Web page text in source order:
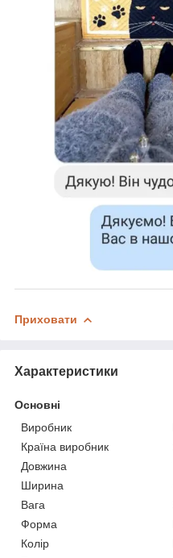
Приховати
Характеристики
Основні
Виробник
Країна виробник
Довжина
Ширина
Вага
Форма
Колір